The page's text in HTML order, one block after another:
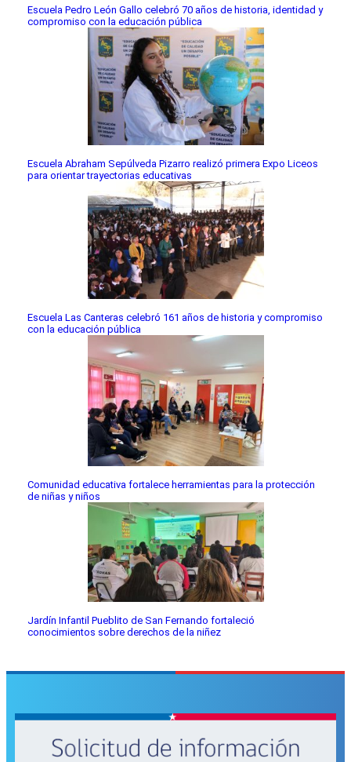
Escuela Pedro León Gallo celebró 70 años de historia, identidad y
compromiso con la educación pública
Escuela Abraham Sepúlveda Pizarro realizó primera Expo Liceos
para orientar trayectorias educativas
Escuela Las Canteras celebró 161 años de historia y compromiso
con la educación pública
Comunidad educativa fortalece herramientas para la protección
de niñas y niños
Jardín Infantil Pueblito de San Fernando fortaleció
conocimientos sobre derechos de la niñez